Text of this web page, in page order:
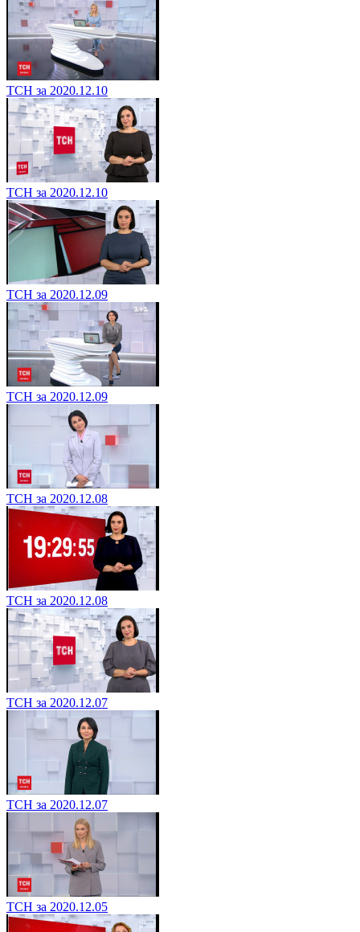
ТСН за 2020.12.10
ТСН за 2020.12.10
ТСН за 2020.12.09
ТСН за 2020.12.09
ТСН за 2020.12.08
ТСН за 2020.12.08
ТСН за 2020.12.07
ТСН за 2020.12.07
ТСН за 2020.12.05